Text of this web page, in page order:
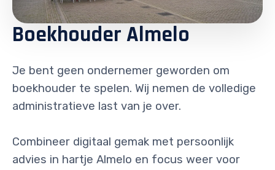
Boekhouder Almelo
Je bent geen ondernemer geworden om
boekhouder te spelen. Wij nemen de volledige
administratieve last van je over.
Combineer digitaal gemak met persoonlijk
advies in hartje Almelo en focus weer voor